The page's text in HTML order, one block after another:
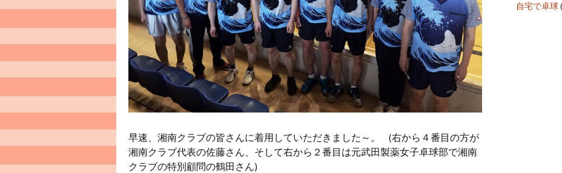
早速、湘南クラブの皆さんに着用していただきました～。 (右から４番目の方が
湘南クラブ代表の佐藤さん、そして右から２番目は元武田製薬女子卓球部で湘南
クラブの特別顧問の鶴田さん)
自宅で卓球